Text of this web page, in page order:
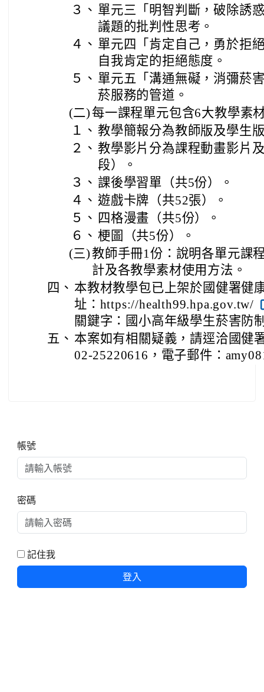
３、 單元三「明智判斷，破除誘
議題的批判性思考。
４、 單元四「肯定自己，勇於拒
自我肯定的拒絕態度。
５、 單元五「溝通無礙，消彌菸
菸服務的管道。
(二) 每一課程單元包含6大教學素
１、 教學簡報分為教師版及學生
２、 教學影片分為課程動畫影片
段）。
３、 課後學習單（共5份）。
４、 遊戲卡牌（共52張）。
５、 四格漫畫（共5份）。
６、 梗圖（共5份）。
(三)教師手冊1份：說明各單元課
計及各教學素材使用方法。
四、 本教材教學包已上架於國健署健
址：https://health99.hpa.gov.tw/
關鍵字：國小高年級學生菸害防
五、 本案如有相關疑義，請逕洽國健
02-25220616，電子郵件：
帳號
密碼
記住我
登入